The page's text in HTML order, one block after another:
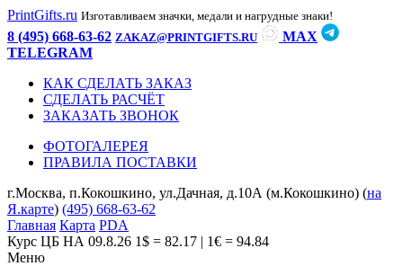
PrintGifts.ru Изготавливаем значки, медали и нагрудные знаки!
8 (495) 668-63-62 ZAKAZ@PRINTGIFTS.RU
MAX
TELEGRAM
КАК СДЕЛАТЬ ЗАКАЗ
СДЕЛАТЬ РАСЧЁТ
ЗАКАЗАТЬ ЗВОНОК
ФОТОГАЛЕРЕЯ
ПРАВИЛА ПОСТАВКИ
г.Москва, п.Кокошкино, ул.Дачная, д.10А (м.Кокошкино) (на
Я.карте) (495) 668-63-62
Главная Карта PDA
Курс ЦБ НА 09.8.26 1$ = 82.17 | 1€ = 94.84
Меню